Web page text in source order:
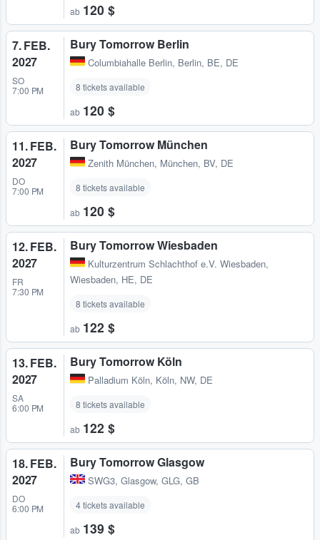
ab 120 $
7. FEB.
2027
SO
7:00 PM
Bury Tomorrow Berlin
Columbiahalle Berlin, Berlin, BE, DE
8 tickets available
ab 120 $
11. FEB.
2027
DO
7:00 PM
Bury Tomorrow München
Zenith München, München, BV, DE
8 tickets available
ab 120 $
12. FEB.
2027
FR
7:30 PM
Bury Tomorrow Wiesbaden
Kulturzentrum Schlachthof e.V. Wiesbaden,
Wiesbaden, HE, DE
8 tickets available
ab 122 $
13. FEB.
2027
SA
6:00 PM
Bury Tomorrow Köln
Palladium Köln, Köln, NW, DE
8 tickets available
ab 122 $
18. FEB.
2027
DO
6:00 PM
Bury Tomorrow Glasgow
SWG3, Glasgow, GLG, GB
4 tickets available
ab 139 $